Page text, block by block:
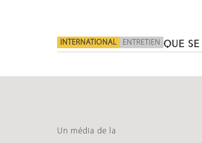
INTERNATIONAL ENTRETIEN QUE SE
Un média de la